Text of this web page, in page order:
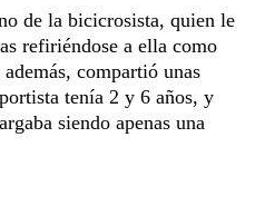
de la bicicrosista, quien le
refiriéndose a ella como
compartió unas
tenía 2 y 6 años, y
siendo apenas una